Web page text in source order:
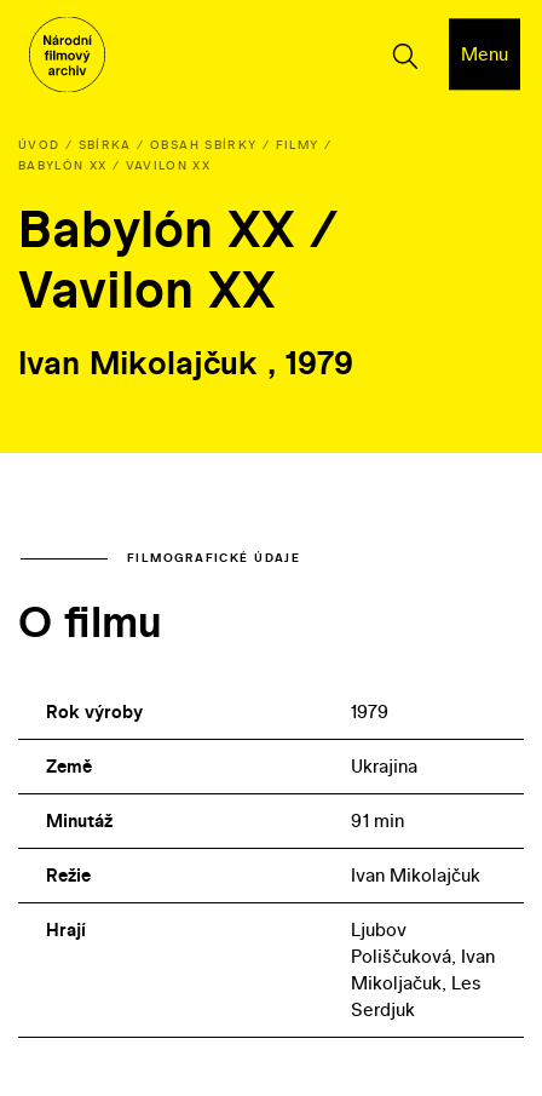
Menu
ÚVOD SBÍRKA OBSAH SBÍRKY
FILMY
BABYLÓN XX / VAVILON XX
Babylón XX /
Vavilon XX
Ivan Mikolajčuk , 1979
FILMOGRAFICKÉ ÚDAJE
O filmu
Rok výroby 1979
Země Ukrajina
Minutáž 91 min
Režie Ivan Mikolajčuk
Hrají
Ljubov
Poliščuková, Ivan
Mikoljačuk, Les
Serdjuk